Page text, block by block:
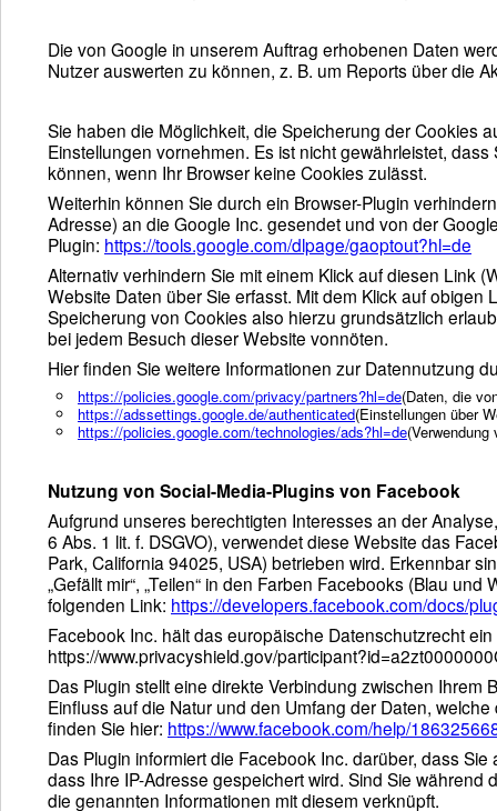
Die von Google in unserem Auftrag erhobenen Daten
Nutzer auswerten zu können, z. B. um Reports über die
Sie haben die Möglichkeit, die Speicherung der Cookies
Einstellungen vornehmen. Es ist nicht gewährleistet,
können, wenn Ihr Browser keine Cookies zulässt.
Weiterhin können Sie durch ein Browser-Plugin
Adresse) an die Google Inc. gesendet und von der
Plugin: https://tools.google.com/dlpage/gaoptout?hl=de
Alternativ verhindern Sie mit einem Klick auf diesen Link
Website Daten über Sie erfasst. Mit dem Klick auf obigen
Speicherung von Cookies also hierzu grundsätzlich
bei jedem Besuch dieser Website vonnöten.
Hier finden Sie weitere Informationen zur Datennutzung
https://policies.google.com/privacy/partners?hl=de(Daten, die
https://adssettings.google.de/authenticated(Einstellungen über
https://policies.google.com/technologies/ads?hl=de
Nutzung von Social-Media-Plugins von Facebook
Aufgrund unseres berechtigten Interesses an der
6 Abs. 1 lit. f. DSGVO), verwendet diese Website das
Park, California 94025, USA) betrieben wird. Erkennbar
„Gefällt mir“, „Teilen“ in den Farben Facebooks (Blau
folgenden Link: https://developers.facebook.com/docs/
Facebook Inc. hält das europäische Datenschutzrecht
https://www.privacyshield.gov/
Das Plugin stellt eine direkte Verbindung zwischen
Einfluss auf die Natur und den Umfang der Daten,
finden Sie hier: https://www.facebook.com/help/
Das Plugin informiert die Facebook Inc. darüber, dass
dass Ihre IP-Adresse gespeichert wird. Sind Sie
die genannten Informationen mit diesem verknüpft.